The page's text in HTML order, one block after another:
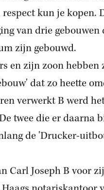
kun je kopen.
van drie gebouwen
zijn gebouwd.
en zijn zoon hebben
dat zo heette
verwerkt B werd
twee die er daarna
de 'Drucker-
Carl Joseph B voor